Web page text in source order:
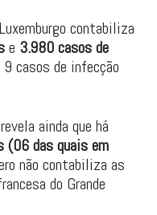
contabiliza
e 3.980 casos de
casos de infecção
ainda que há
(06 das quais em
não contabiliza as
do Grande